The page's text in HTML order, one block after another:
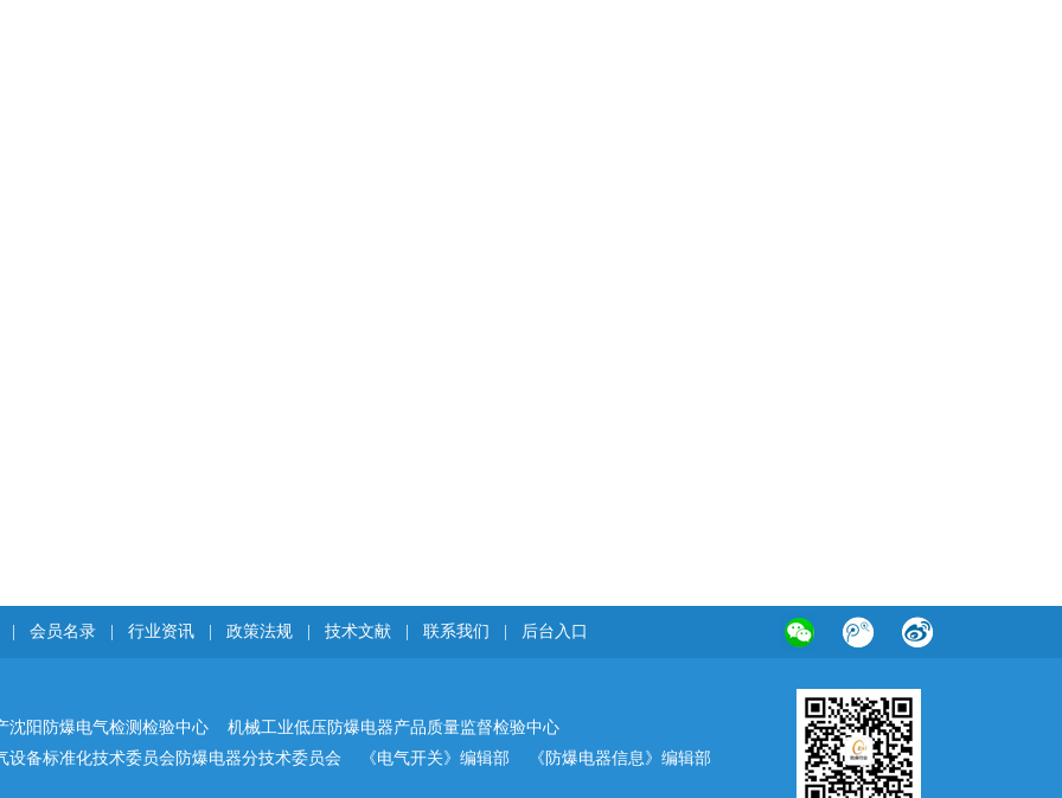
会员名录 行业资讯 政策法规 技术文献 联系我们 后台入口
沈阳防爆电气检测检验中心 机械工业低压防爆电器产品质量监督检验中心
设备标准化技术委员会防爆电器分技术委员会 《电气开关》编辑部 《防爆电器信息》编辑部